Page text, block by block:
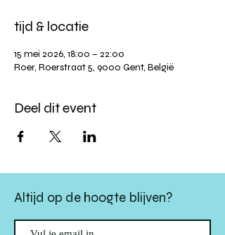
tijd & locatie
15 mei 2026, 18:00 – 22:00
Roer, Roerstraat 5, 9000 Gent, België
Deel dit event
Altijd op de hoogte blijven?